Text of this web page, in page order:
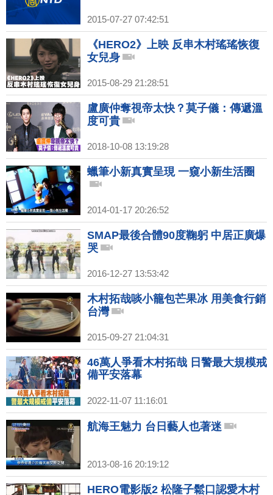
2015-07-27 07:42:51
《HERO2》上映 反串木村瑤瑤恢復
女兒身
2015-08-29 21:28:51
盧廣仲奪視帝太快？莫子儀：傳遞溫
度可貴
2018-10-08 13:19:28
蠟筆小新真實呈現 一窺小新生活圈
2014-01-17 20:26:52
SMAP最後合體90度鞠躬 中居正廣爆
哭
2016-12-27 13:53:42
木村拓哉啖小籠包芒果冰 用美食行銷
台灣
2015-09-27 21:04:31
46萬人爭看木村拓哉 日警最大規模戒
備平安落幕
2022-11-07 11:16:01
航海王魅力 台日藝人也著迷
2013-08-16 20:19:12
HERO電影版2 松隆子鬆口認愛木村